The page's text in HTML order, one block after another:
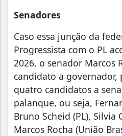
Senadores
Caso essa junção da
Progressista com o PL
2026, o senador Marcos
candidato a governador,
quatro candidatos a
palanque, ou seja,
Bruno Scheid (PL), Silvia
Marcos Rocha (União